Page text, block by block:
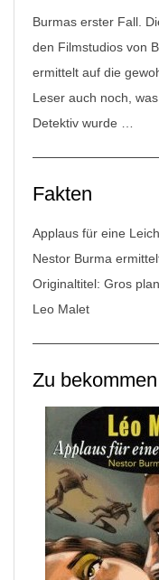
Burmas erster Fall.
den Filmstudios von
ermittelt auf die
Leser auch noch,
Detektiv wurde …
Fakten
Applaus für eine
Nestor Burma
Originaltitel: Gros
Leo Malet
Zu bekommen